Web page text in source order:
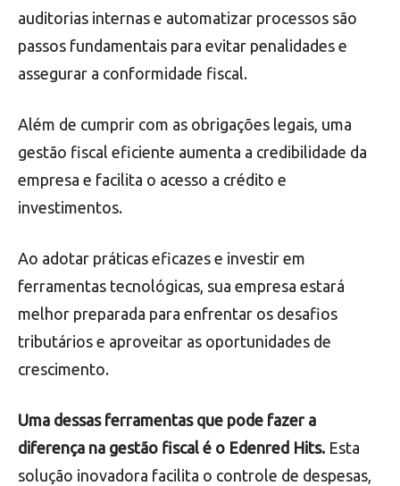
auditorias internas e automatizar processos são
passos fundamentais para evitar penalidades e
assegurar a conformidade fiscal.
Além de cumprir com as obrigações legais, uma
gestão fiscal eficiente aumenta a credibilidade da
empresa e facilita o acesso a crédito e
investimentos.
Ao adotar práticas eficazes e investir em
ferramentas tecnológicas, sua empresa estará
melhor preparada para enfrentar os desafios
tributários e aproveitar as oportunidades de
crescimento.
Uma dessas ferramentas que pode fazer a
diferença na gestão fiscal é o Edenred Hits. Esta
solução inovadora facilita o controle de despesas,